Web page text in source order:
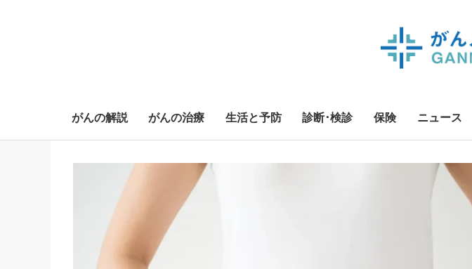
がんの解説 がんの治療 生活と予防 診断･検診 保険 ニュース